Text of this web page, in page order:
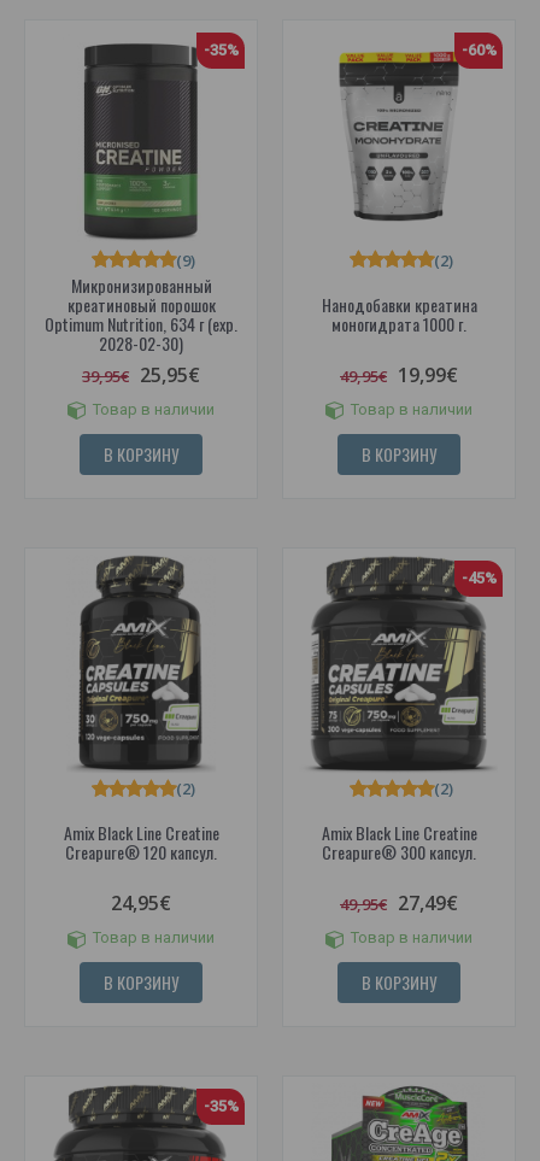
-35%
Микронизированный
креатиновый порошок
Optimum Nutrition, 634 г (exp.
2028-02-30)
(9)
39,95€ 25,95€
Товар в наличии
В КОРЗИНУ
-60%
Нанодобавки креатина
моногидрата 1000 г.
(2)
49,95€ 19,99€
Товар в наличии
В КОРЗИНУ
Amix Black Line Creatine
Creapure® 120 капсул.
(2)
24,95€
Товар в наличии
В КОРЗИНУ
-45%
Amix Black Line Creatine
Creapure® 300 капсул.
(2)
49,95€ 27,49€
Товар в наличии
В КОРЗИНУ
-35%